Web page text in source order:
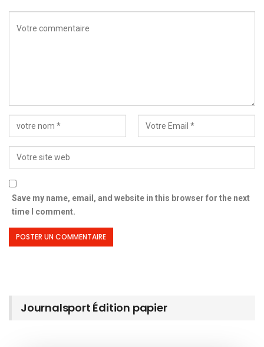
Save my name, email, and website in this browser for the next
time I comment.
Journalsport Édition papier